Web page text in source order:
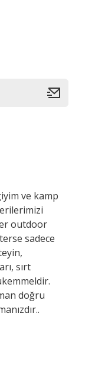
ve kamp
outdoor
sadece
sırt
doğru